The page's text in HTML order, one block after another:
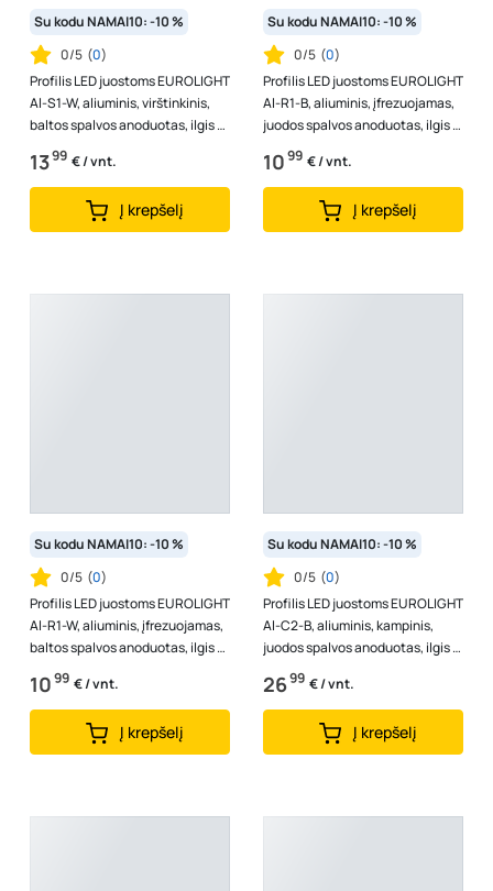
Su kodu NAMAI10: -10 %
0/5 (0)
Profilis LED juostoms EUROLIGHT
Al-S1-W, aliuminis, virštinkinis,
baltos spalvos anoduotas, ilgis 1
m, komplekte matinis...
1399 € / vnt.
Į krepšelį
Su kodu NAMAI10: -10 %
0/5 (0)
Profilis LED juostoms EUROLIGHT
Al-R1-B, aliuminis, įfrezuojamas,
juodos spalvos anoduotas, ilgis 1
m, komplekte matinis...
1099 € / vnt.
Į krepšelį
Su kodu NAMAI10: -10 %
0/5 (0)
Profilis LED juostoms EUROLIGHT
Al-R1-W, aliuminis, įfrezuojamas,
baltos spalvos anoduotas, ilgis 1
m, komplekte matinis...
1099 € / vnt.
Į krepšelį
Su kodu NAMAI10: -10 %
0/5 (0)
Profilis LED juostoms EUROLIGHT
Al-C2-B, aliuminis, kampinis,
juodos spalvos anoduotas, ilgis 2
m, komplekte matinis dan...
2699 € / vnt.
Į krepšelį